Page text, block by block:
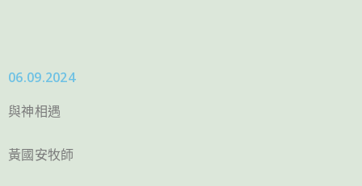
06.09.2024
與神相遇
黃國安牧師